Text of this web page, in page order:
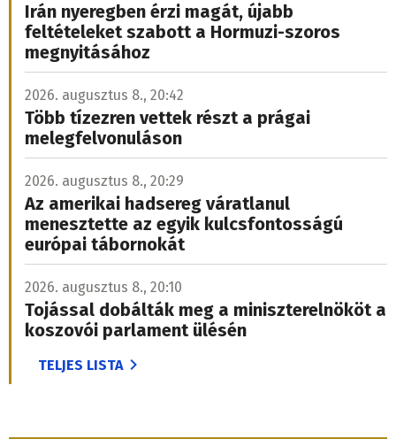
Irán nyeregben érzi magát, újabb
feltételeket szabott a Hormuzi-szoros
megnyitásához
2026. augusztus 8., 20:42
Több tízezren vettek részt a prágai
melegfelvonuláson
2026. augusztus 8., 20:29
Az amerikai hadsereg váratlanul
menesztette az egyik kulcsfontosságú
európai tábornokát
2026. augusztus 8., 20:10
Tojással dobálták meg a miniszterelnököt a
koszovói parlament ülésén
TELJES LISTA